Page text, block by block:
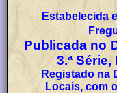
Estabelecida
Publicada no
3.ª
Registado na
Locais, com